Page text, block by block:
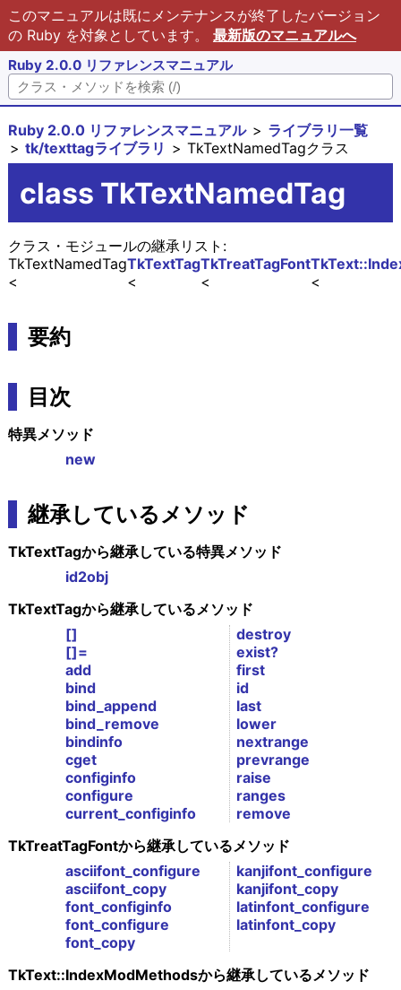
このマニュアルは既にメンテナンスが終了したバージョン
の Ruby を対象としています。 最新版のマニュアルへ
Ruby 2.0.0 リファレンスマニュアル
Ruby 2.0.0 リファレンスマニュアル
ライブラリ一覧
tk/texttagライブラリ
TkTextNamedTagクラス
class TkTextNamedTag
クラス・モジュールの継承リスト:
TkTreatTagFont
TkTextTag
TkTextNamedTag
要約
目次
特異メソッド
new
継承しているメソッド
TkTextTagから継承している特異メソッド
id2obj
TkTextTagから継承しているメソッド
[]
[]=
add
bind
bind_append
bind_remove
bindinfo
cget
configinfo
configure
current_configinfo
destroy
exist?
first
id
last
lower
nextrange
prevrange
raise
ranges
remove
TkTreatTagFontから継承しているメソッド
asciifont_configure
asciifont_copy
font_configinfo
font_configure
font_copy
kanjifont_configure
kanjifont_copy
latinfont_configure
latinfont_copy
TkText::IndexModMethodsから継承しているメソッド